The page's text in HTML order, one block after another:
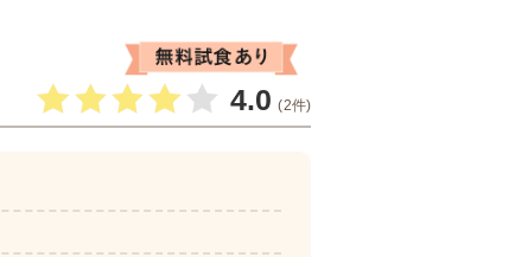
4.0 (2件)